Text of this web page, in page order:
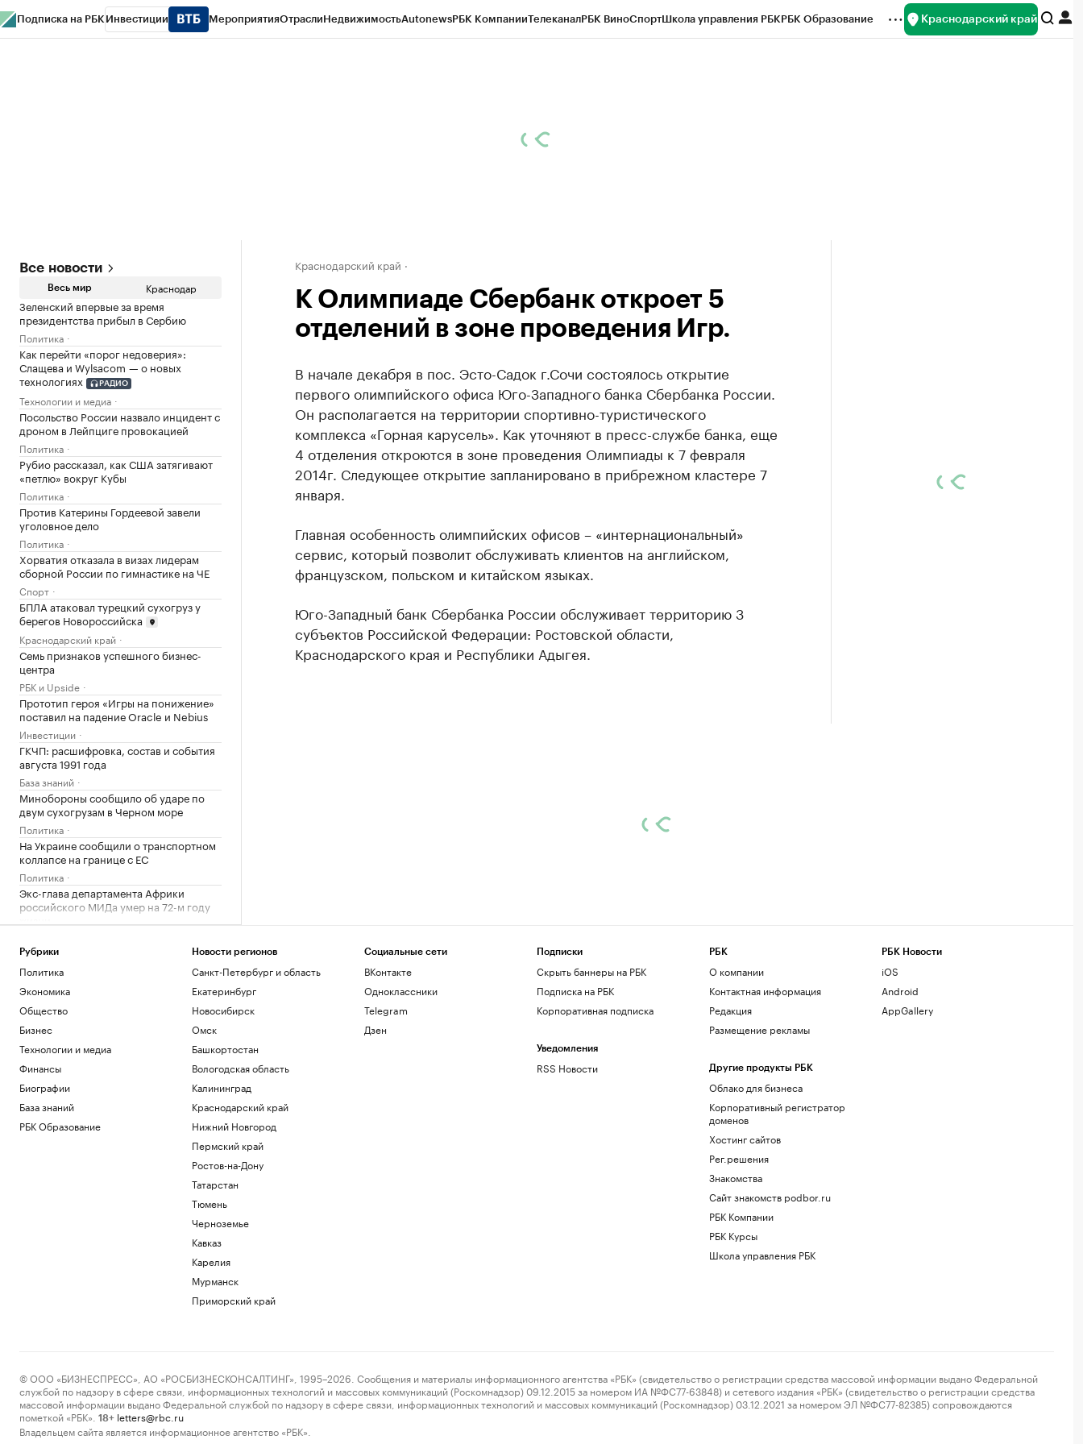
Подписка на РБК Инвестиции МероприятияОтраслиНедвижимостьAutonewsРБК КомпанииТелеканалРБК ВиноСпортШкола управления РБКРБК Образование Краснодарский край
Все новости
Весь мир Краснодар
Зеленский впервые за время
президентства прибыл в Сербию
Политика
Как перейти «порог недоверия»:
Слащева и Wylsacom — о новых
технологиях
РАДИО
Технологии и медиа
Посольство России назвало инцидент с
дроном в Лейпциге провокацией
Политика
Рубио рассказал, как США затягивают
«петлю» вокруг Кубы
Политика
Против Катерины Гордеевой завели
уголовное дело
Политика
Хорватия отказала в визах лидерам
сборной России по гимнастике на ЧЕ
Спорт
БПЛА атаковал турецкий сухогруз у
берегов Новороссийска
Краснодарский край
Семь признаков успешного бизнес-
центра
РБК и Upside
Прототип героя «Игры на понижение»
поставил на падение Oracle и Nebius
Инвестиции
ГКЧП: расшифровка, состав и события
августа 1991 года
База знаний
Минобороны сообщило об ударе по
двум сухогрузам в Черном море
Политика
На Украине сообщили о транспортном
коллапсе на границе с ЕС
Политика
Экс-глава департамента Африки
российского МИДа умер на 72-м году
Bloomberg узнал о росте импорта
нефти Китаем
Экономика
с неопознанными летающими
объектами
Общество
Трамп заявил, что победитель гонки ИИ
станет лидером
Технологии и медиа
Porsche SE призвал Volkswagen
сократить расходы
Россию сократился на 23% за полгода
Суд Петербурга вынес приговор экс-
главе НИИ вакцин и сывороток Трухину
Краснодарский край
К Олимпиаде Сбербанк откроет 5
отделений в зоне проведения Игр.
В начале декабря в пос. Эсто-Садок г.Сочи состоялось открытие
первого олимпийского офиса Юго-Западного банка Сбербанка России.
Он располагается на территории спортивно-туристического
комплекса «Горная карусель». Как уточняют в пресс-службе банка, еще
4 отделения откроются в зоне проведения Олимпиады к 7 февраля
2014г. Следующее открытие запланировано в прибрежном кластере 7
января.
Главная особенность олимпийских офисов – «интернациональный»
сервис, который позволит обслуживать клиентов на английском,
французском, польском и китайском языках.
Юго-Западный банк Сбербанка России обслуживает территорию 3
субъектов Российской Федерации: Ростовской области,
Краснодарского края и Республики Адыгея.
Рубрики
Политика
Экономика
Общество
Бизнес
Технологии и медиа
Финансы
Биографии
База знаний
РБК Образование
Новости регионов
Санкт-Петербург и область
Екатеринбург
Новосибирск
Омск
Башкортостан
Вологодская область
Калининград
Краснодарский край
Нижний Новгород
Пермский край
Ростов-на-Дону
Татарстан
Тюмень
Черноземье
Кавказ
Карелия
Мурманск
Приморский край
Социальные сети
ВКонтакте
Одноклассники
Telegram
Дзен
Подписки
Скрыть баннеры на РБК
Подписка на РБК
Корпоративная подписка
Уведомления
RSS Новости
РБК
О компании
Контактная информация
Редакция
Размещение рекламы
Другие продукты РБК
Облако для бизнеса
Корпоративный регистратор
доменов
Хостинг сайтов
Рег.решения
Знакомства
Сайт знакомств podbor.ru
РБК Компании
РБК Курсы
Школа управления РБК
РБК Новости
iOS
Android
AppGallery
© ООО «БИЗНЕСПРЕСС», АО «РОСБИЗНЕСКОНСАЛТИНГ», 1995–2026. Сообщения и материалы информационного агентства «РБК» (свидетельство о регистрации средства массовой информации выдано Федеральной
службой по надзору в сфере связи, информационных технологий и массовых коммуникаций (Роскомнадзор) 09.12.2015 за номером ИА №ФС77-63848) и сетевого издания «РБК» (свидетельство о регистрации средства
массовой информации выдано Федеральной службой по надзору в сфере связи, информационных технологий и массовых коммуникаций (Роскомнадзор) 03.12.2021 за номером ЭЛ №ФС77-82385) сопровождаются
пометкой «РБК».
18+ letters@rbc.ru
Владельцем сайта является информационное агентство «РБК».